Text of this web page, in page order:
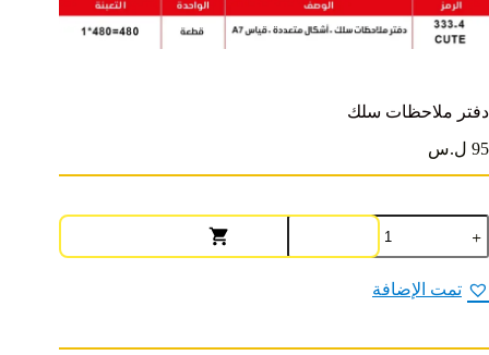
دفتر ملاحظات سلك
95 ل.س
كمية
دفتر
ملاحظات
سلكتمت الإضافة